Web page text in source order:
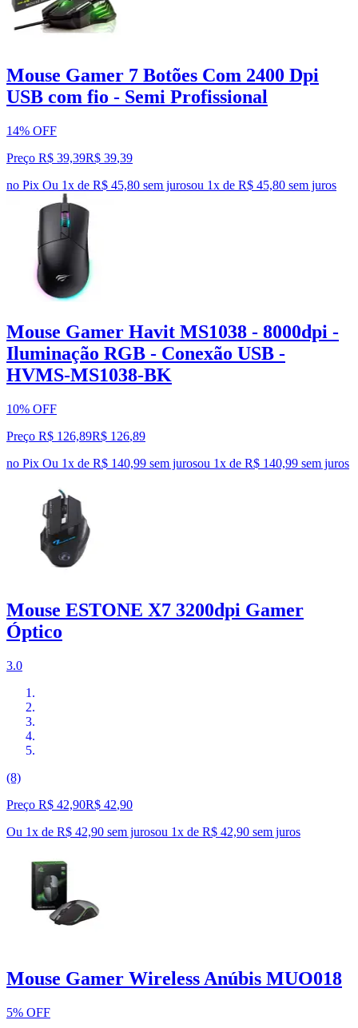
Mouse Gamer 7 Botões Com 2400 Dpi
USB com fio - Semi Profissional
14% OFF
Preço R$ 39,39R$ 39,39
no Pix Ou 1x de R$ 45,80 sem jurosou 1x de R$ 45,80 sem juros
Mouse Gamer Havit MS1038 - 8000dpi -
Iluminação RGB - Conexão USB -
HVMS-MS1038-BK
10% OFF
Preço R$ 126,89R$ 126,89
no Pix Ou 1x de R$ 140,99 sem jurosou 1x de R$ 140,99 sem juros
Mouse ESTONE X7 3200dpi Gamer
Óptico
3.0
(8)
Preço R$ 42,90R$ 42,90
Ou 1x de R$ 42,90 sem jurosou 1x de R$ 42,90 sem juros
Mouse Gamer Wireless Anúbis MUO018
5% OFF